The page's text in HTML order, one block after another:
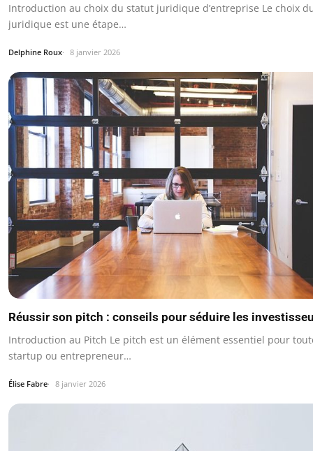
Introduction au choix du statut juridique d’entreprise Le choix
juridique est une étape…
Delphine Roux 8 janvier 2026
Réussir son pitch : conseils pour séduire les
Introduction au Pitch Le pitch est un élément essentiel pour
startup ou entrepreneur…
Élise Fabre 8 janvier 2026